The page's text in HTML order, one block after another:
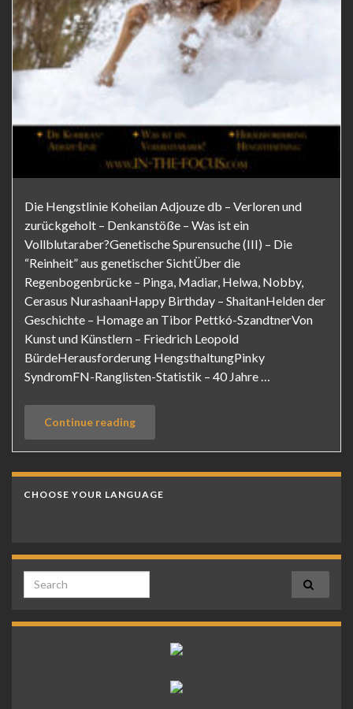
Die Hengstlinie Koheilan Adjouze db – Verloren und
zurückgeholt – Denkanstöße – Was ist ein
Vollblutaraber?Genetische Spurensuche (III) – Die
“Reinheit” aus genetischer SichtÜber die
Regenbogenbrücke – Pinga, Madiar, Helwa, Nobby,
Cerasus NurashaanHappy Birthday – ShaitanHelden der
Geschichte – Homage an Tibor Pettkó-SzandtnerVon
Kunst und Künstlern – Friedrich Leopold
BürdeHerausforderung HengsthaltungPinky
SyndromFN-Ranglisten-Statistik – 40 Jahre …
Continue reading
CHOOSE YOUR LANGUAGE
Search for: